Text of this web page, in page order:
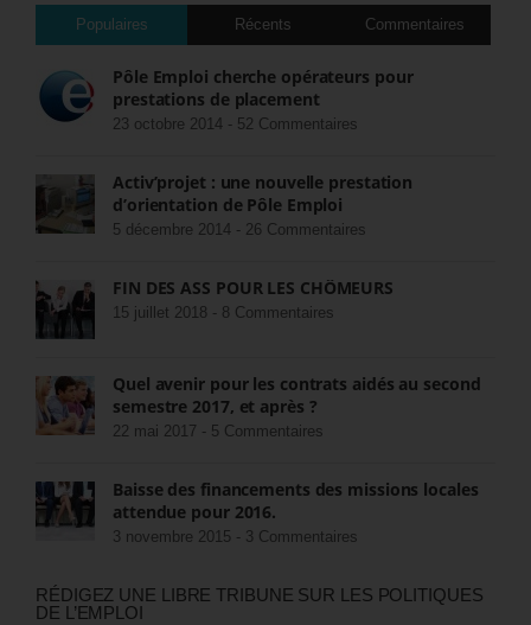
Populaires Récents Commentaires
Pôle Emploi cherche opérateurs pour
prestations de placement
23 octobre 2014 - 52 Commentaires
Activ’projet : une nouvelle prestation
d’orientation de Pôle Emploi
5 décembre 2014 - 26 Commentaires
FIN DES ASS POUR LES CHÔMEURS
15 juillet 2018 - 8 Commentaires
Quel avenir pour les contrats aidés au second
semestre 2017, et après ?
22 mai 2017 - 5 Commentaires
Baisse des financements des missions locales
attendue pour 2016.
3 novembre 2015 - 3 Commentaires
RÉDIGEZ UNE LIBRE TRIBUNE SUR LES POLITIQUES
DE L’EMPLOI